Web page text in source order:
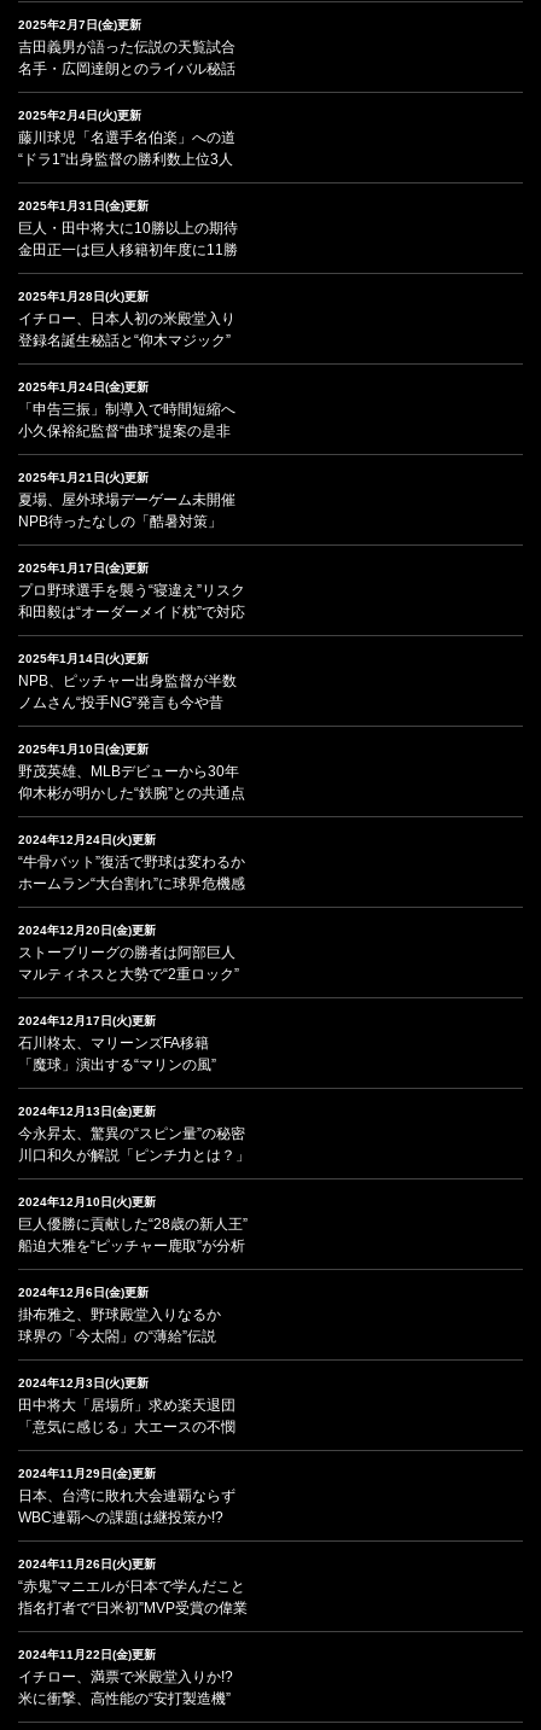
2025年2月7日(金)更新
吉田義男が語った伝説の天覧試合
名手・広岡達朗とのライバル秘話
2025年2月4日(火)更新
藤川球児「名選手名伯楽」への道
“ドラ1”出身監督の勝利数上位3人
2025年1月31日(金)更新
巨人・田中将大に10勝以上の期待
金田正一は巨人移籍初年度に11勝
2025年1月28日(火)更新
イチロー、日本人初の米殿堂入り
登録名誕生秘話と“仰木マジック”
2025年1月24日(金)更新
「申告三振」制導入で時間短縮へ
小久保裕紀監督“曲球”提案の是非
2025年1月21日(火)更新
夏場、屋外球場デーゲーム未開催
NPB待ったなしの「酷暑対策」
2025年1月17日(金)更新
プロ野球選手を襲う“寝違え”リスク
和田毅は“オーダーメイド枕”で対応
2025年1月14日(火)更新
NPB、ピッチャー出身監督が半数
ノムさん“投手NG”発言も今や昔
2025年1月10日(金)更新
野茂英雄、MLBデビューから30年
仰木彬が明かした“鉄腕”との共通点
2024年12月24日(火)更新
“牛骨バット”復活で野球は変わるか
ホームラン“大台割れ”に球界危機感
2024年12月20日(金)更新
ストーブリーグの勝者は阿部巨人
マルティネスと大勢で“2重ロック”
2024年12月17日(火)更新
石川柊太、マリーンズFA移籍
「魔球」演出する“マリンの風”
2024年12月13日(金)更新
今永昇太、驚異の“スピン量”の秘密
川口和久が解説「ピンチ力とは？」
2024年12月10日(火)更新
巨人優勝に貢献した“28歳の新人王”
船迫大雅を“ピッチャー鹿取”が分析
2024年12月6日(金)更新
掛布雅之、野球殿堂入りなるか
球界の「今太閤」の“薄給”伝説
2024年12月3日(火)更新
田中将大「居場所」求め楽天退団
「意気に感じる」大エースの不憫
2024年11月29日(金)更新
日本、台湾に敗れ大会連覇ならず
WBC連覇への課題は継投策か!?
2024年11月26日(火)更新
“赤鬼”マニエルが日本で学んだこと
指名打者で“日米初”MVP受賞の偉業
2024年11月22日(金)更新
イチロー、満票で米殿堂入りか!?
米に衝撃、高性能の“安打製造機”